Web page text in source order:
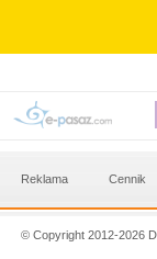
Reklama Cennik
© Copyright 2012-2026